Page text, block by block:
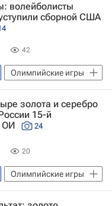
волейболисты
сборной США
42
Олимпийские игры
Рио-2016
Рио-2016
игры 2016
2016
золота и серебро
15-й
ОИ
24
20
Олимпийские игры
Рио-2016